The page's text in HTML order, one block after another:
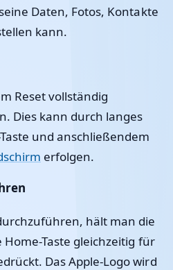
Daten, Fotos, Kontakte
kann.
Reset vollständig
Dies kann durch langes
und anschließendem
erfolgen.
hält man die
Home-Taste gleichzeitig für
Das Apple-Logo wird